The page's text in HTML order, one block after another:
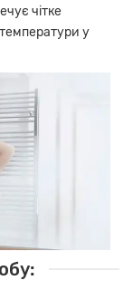
чітке
у